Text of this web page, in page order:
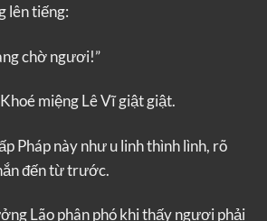
lên tiếng:
chờ ngươi!”
miệng Lê Vĩ giật giật.
Pháp này như u linh thình lình, rõ
đến từ trước.
Lão phân phó khi thấy ngươi phải